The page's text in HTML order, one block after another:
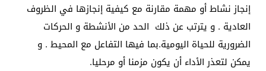
إنجاز نشاط أو مهمة مقارنة مع كيفية إنجازها في الظروف
العادية . و يترتب عن ذلك الحد من الأنشطة و الحركات
الضرورية للحياة اليومية.بما فيها التفاعل مع المحيط . و
يمكن لتعذر الأداء أن يكون مزمنا أو مرحليا.